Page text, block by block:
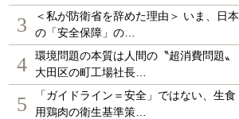
3
＜私が防衛省を辞めた理由＞ いま、日本
の「安全保障」の…
4
環境問題の本質は人間の〝超消費問題〟
大田区の町工場社長…
5
「ガイドライン＝安全」ではない、生食
用鶏肉の衛生基準策…